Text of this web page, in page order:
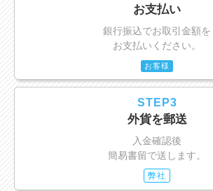
お支払い
銀行振込でお取引金額を
お支払いください。
お客様
STEP3
外貨を郵送
入金確認後
簡易書留で送します。
弊社